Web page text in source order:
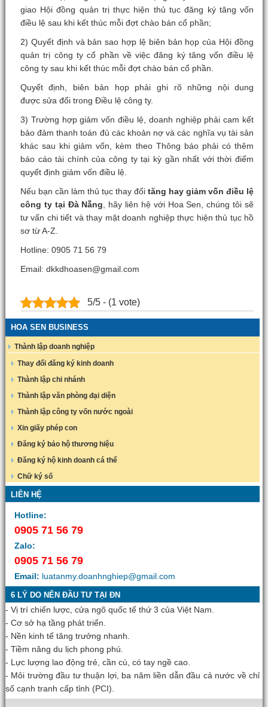
giao Hội đồng quản trị thực hiện thủ tục đăng ký tăng vốn
điều lệ sau khi kết thúc mỗi đợt chào bán cổ phần;
2) Quyết định và bản sao hợp lệ biên bản họp của Hội đồng
quản trị công ty cổ phần về việc đăng ký tăng vốn điều lệ
công ty sau khi kết thúc mỗi đợt chào bán cổ phần.
Quyết định, biên bản họp phải ghi rõ những nội dung
được sửa đổi trong Điều lệ công ty.
3) Trường hợp giảm vốn điều lệ, doanh nghiệp phải cam kết
bảo đảm thanh toán đủ các khoản nợ và các nghĩa vụ tài sản
khác sau khi giảm vốn, kèm theo Thông báo phải có thêm
báo cáo tài chính của công ty tại kỳ gần nhất với thời điểm
quyết định giảm vốn điều lệ.
Nếu bạn cần làm thủ tục thay đổităng hay giảm vốn điều lệ
công ty tại Đà Nẵng , hãy liên hệ với Hoa Sen, chúng tôi sẽ
tư vấn chi tiết và thay mặt doanh nghiệp thực hiện thủ tục hồ
sơ từ A-Z.
Hotline: 0905 71 56 79
Email: dkkdhoasen@gmail.com
5/5 - (1 vote)
HOA SEN BUSINESS
Thành lập doanh nghiệp
Thay đổi đăng ký kinh doanh
Thành lập chi nhánh
Thành lập văn phòng đại diện
Thành lập công ty vốn nước ngoài
Xin giấy phép con
Đăng ký bảo hộ thương hiệu
Đăng ký hộ kinh doanh cá thể
Chữ ký số
LIÊN HỆ
Hotline:
0905 71 56 79
Zalo:
0905 71 56 79
Email: luatanmy.doanhnghiep@gmail.com
6 LÝ DO NÊN ĐẦU TƯ TẠI ĐN
- Vị trí chiến lược, cửa ngõ quốc tế thứ 3 của Việt Nam.
- Cơ sở hạ tầng phát triển.
- Nền kinh tế tăng trưởng nhanh.
- Tiềm năng du lịch phong phú.
- Lực lượng lao động trẻ, cần cù, có tay ngề cao.
- Môi trường đầu tư thuận lợi, ba năm liền dẫn đầu cả nước về chỉ
số cạnh tranh cấp tỉnh (PCI).